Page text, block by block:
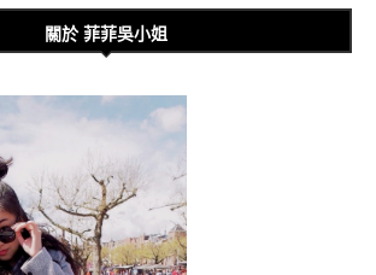
關於 菲菲吳小姐